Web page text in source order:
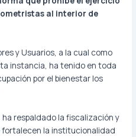
al interior de
y Usuarios, a la cual como
instancia, ha tenido en toda
por el bienestar los
respaldado la fiscalización y
fortalecen la institucionalidad